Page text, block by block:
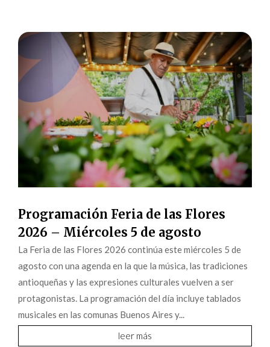
Programación Feria de las Flores
2026 – Miércoles 5 de agosto
La Feria de las Flores 2026 continúa este miércoles 5 de
agosto con una agenda en la que la música, las tradiciones
antioqueñas y las expresiones culturales vuelven a ser
protagonistas. La programación del día incluye tablados
musicales en las comunas Buenos Aires y...
leer más